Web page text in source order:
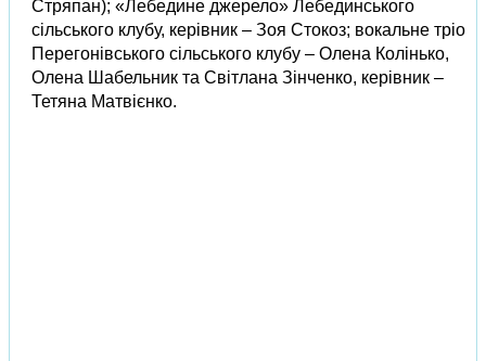
Стряпан); «Лебедине джерело» Лебединського
сільського клубу, керівник – Зоя Стокоз; вокальне тріо
Перегонівського сільського клубу – Олена Колінько,
Олена Шабельник та Світлана Зінченко, керівник –
Тетяна Матвієнко.